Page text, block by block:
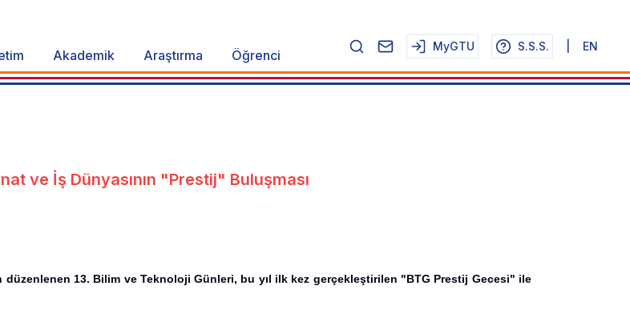
Akademik Araştırma Öğrenci
MyGTU S.S.S. EN
ve İş Dünyasının "Prestij" Buluşması
13. Bilim ve Teknoloji Günleri, bu yıl ilk kez gerçekleştirilen "BTG Prestij Gecesi" ile